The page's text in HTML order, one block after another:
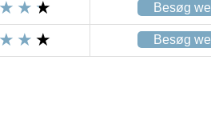
Besøg
Besøg